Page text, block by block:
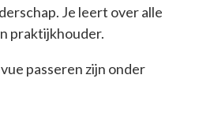
Je leert over alle
praktijkhouder.
passeren zijn onder